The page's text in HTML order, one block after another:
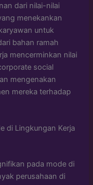
dari nilai-nilai
menekankan
untuk
bahan ramah
mencerminkan nilai
social
mengenakan
mereka terhadap
di Lingkungan Kerja
pada mode di
perusahaan di